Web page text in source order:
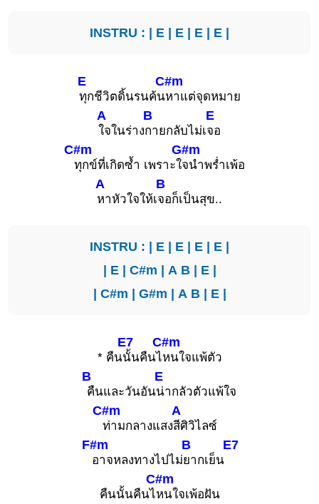
INSTRU : | E | E | E | E |
E
ทุกชีวิตดิ้นรนค้น
C#m
หาแต่จุดหมาย
A
ใจในร่าง
B
กายกลับไม่เ
E
จอ
C#m
ทุกข์ที่เกิดซ้ำ เพราะใ
G#m
จนำพร่ำเพ้อ
A
หาหัวใจให้เ
B
จอก็เป็นสุข..
INSTRU : | E | E | E | E |
| E| C#m | A B| E|
| C#m | G#m | A B| E|
* คืน
E7
นั้นคืนไ
C#m
หนใจแพ้ตัว
B
คืนและวันอัน
E
น่ากลัวตัวแพ้ใจ
C#m
ท่ามกลางแสง
A
สีศิวิไลซ์
F#m
อาจหลงทางไปไม่
B
ยากเย็น
E7
คืนนั้นคืนไ
C#m
หนใจเพ้อฝัน